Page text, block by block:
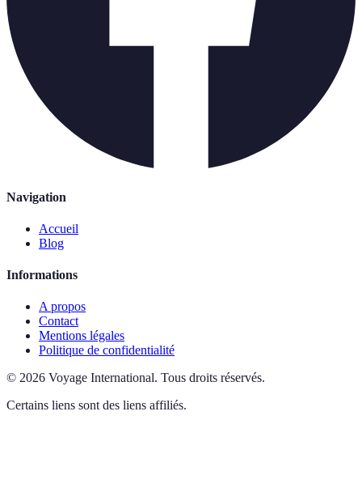
Navigation
Accueil
Blog
Informations
A propos
Contact
Mentions légales
Politique de confidentialité
© 2026 Voyage International. Tous droits réservés.
Certains liens sont des liens affiliés.